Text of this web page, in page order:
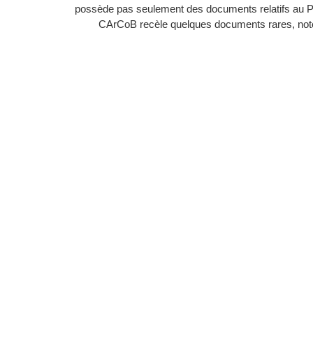
possède pas seulement des documents relatifs au
CArCoB recèle quelques documents rares,